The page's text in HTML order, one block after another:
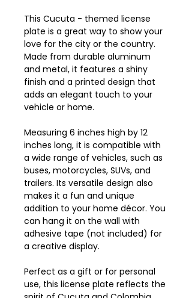
This Cucuta - themed license
plate is a great way to show your
love for the city or the country.
Made from durable aluminum
and metal, it features a shiny
finish and a printed design that
adds an elegant touch to your
vehicle or home.
Measuring 6 inches high by 12
inches long, it is compatible with
a wide range of vehicles, such as
buses, motorcycles, SUVs, and
trailers. Its versatile design also
makes it a fun and unique
addition to your home décor. You
can hang it on the wall with
adhesive tape (not included) for
a creative display.
Perfect as a gift or for personal
use, this license plate reflects the